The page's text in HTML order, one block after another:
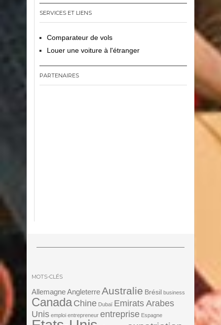
SERVICES ET LIENS
Comparateur de vols
Louer une voiture à l'étranger
PARTENAIRES
MOTS-CLÉS
Allemagne AngleterreAustralie Brésil business
Canada Chine Dubaï Emirats Arabes
Unis emploi entrepreneur entreprise Espagne